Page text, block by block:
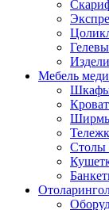
Мебель
Ширмы
Столы